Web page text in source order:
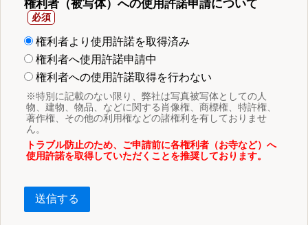
権利者（被写体）への使用許諾申請について
権利者より使用許諾を取得済み
権利者へ使用許諾申請中
権利者への使用許諾取得を行わない
※特別に記載のない限り、弊社は写真被写体としての人
物、建物、物品、などに関する肖像権、商標権、特許権、
著作権、その他の利用権などの諸権利を有しておりませ
ん。
トラブル防止のため、ご申請前に各権利者（お寺など）へ
使用許諾を取得していただくことを推奨しております。
送信する